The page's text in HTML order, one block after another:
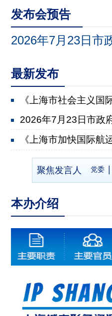
发布会预告
2026年7月23日市
最新发布
2026年7月23日市政
2026年7月22日市政
2026年7月8日市政府
聚焦发言人 党委
本办介绍